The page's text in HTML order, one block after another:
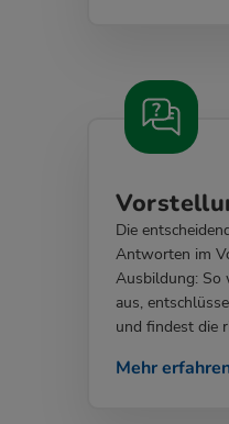
Die
Antworten im
Ausbildung: So
aus,
und findest die
Mehr